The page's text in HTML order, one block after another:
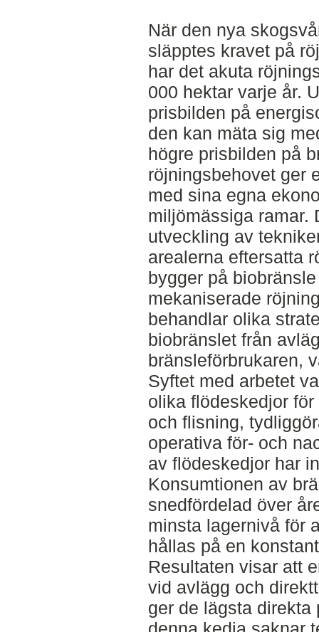
När den nya
släpptes kravet på
har det akuta
000 hektar varje år.
prisbilden på
den kan mäta sig
högre prisbilden på
röjningsbehovet ger
med sina egna
miljömässiga ramar.
utveckling av
arealerna eftersatta
bygger på
mekaniserade
behandlar olika
biobränslet från
bränsleförbrukaren,
Syftet med arbetet
olika flödeskedjor
och flisning,
operativa för- och
av flödeskedjor har
Konsumtionen av
snedfördelad över
minsta lagernivå för
hållas på en
Resultaten visar att
vid avlägg och
ger de lägsta direkta